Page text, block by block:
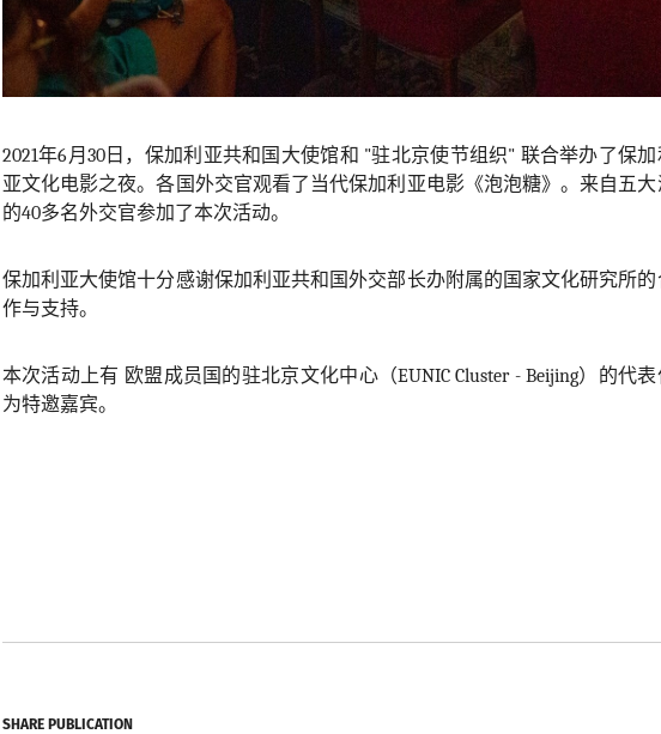
2021年6 月 30日，保加利亚共和国大使馆和 "驻北京使节组织" 联合举办了保加
亚文化电影之夜。各国外交官观看了当代保加利亚电影《泡泡糖》。来自五大
的40多名外交官参加了本次活动。
保加利亚大使馆十分感谢保加利亚共和国外交部长办附属的国家文化研究所的
作与支持。
本次活动上有 欧盟成员国的驻北京文化中心（EUNIC Cluster - Beijing）的代表
为特邀嘉宾。
SHARE PUBLICATION